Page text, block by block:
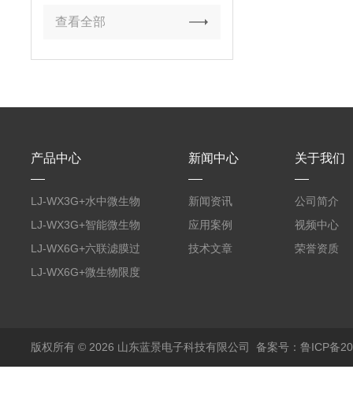
查看全部
产品中心
LJ-WX3G+水中微生物
膜过滤装置
LJ-WX3G+智能微生物
限度仪
LJ-WX6G+六联滤膜过
滤器
LJ-WX6G+微生物限度
新闻中心
新闻资讯
应用案例
技术文章
关于我们
公司简介
视频中心
荣誉资质
版权所有 © 2026 山东蓝景电子科技有限公司 备案号：鲁ICP备